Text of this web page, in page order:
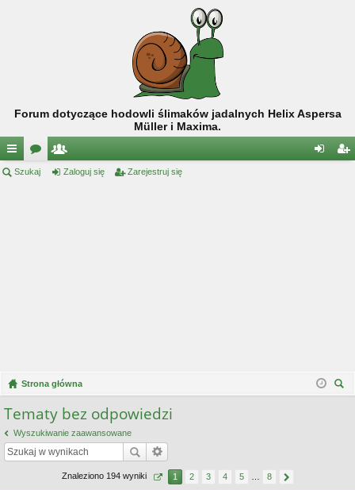
Forum dotyczące hodowli ślimaków jadalnych Helix Aspersa
Müller i Maxima.
ię or ży
Szukaj Zaloguj się Zarejestruj się
Strona główna
Tematy bez odpowiedzi
Wyszukiwanie zaawansowane
Znaleziono 194 wyniki 1 2 3 4 5 8